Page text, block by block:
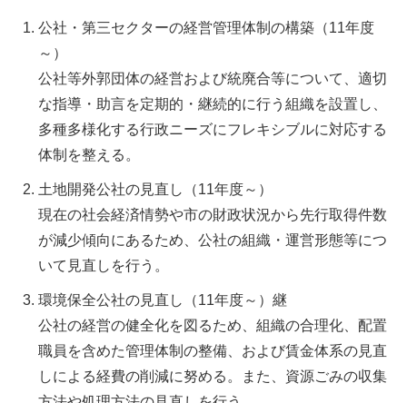
公社・第三セクターの経営管理体制の構築（11年度
～）
公社等外郭団体の経営および統廃合等について、適切
な指導・助言を定期的・継続的に行う組織を設置し、
多種多様化する行政ニーズにフレキシブルに対応する
体制を整える。
土地開発公社の見直し（11年度～）
現在の社会経済情勢や市の財政状況から先行取得件数
が減少傾向にあるため、公社の組織・運営形態等につ
いて見直しを行う。
環境保全公社の見直し（11年度～）継
公社の経営の健全化を図るため、組織の合理化、配置
職員を含めた管理体制の整備、および賃金体系の見直
しによる経費の削減に努める。また、資源ごみの収集